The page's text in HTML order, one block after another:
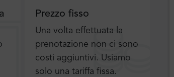
Prezzo fisso
Una volta effettuata la
prenotazione non ci sono
costi aggiuntivi. Usiamo
solo una tariffa fissa.